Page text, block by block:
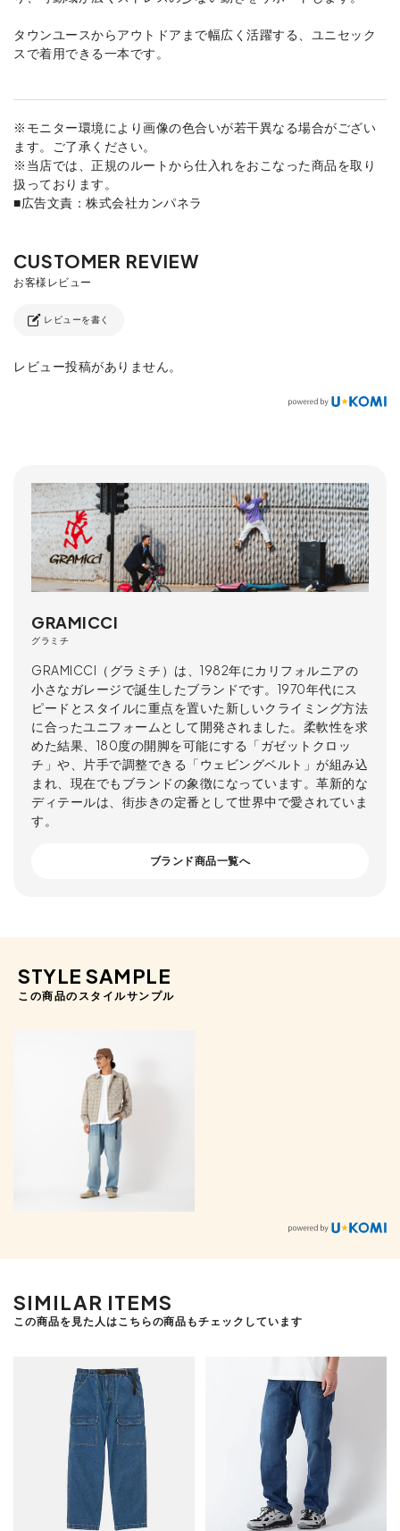
タウンユースからアウトドアまで幅広く活躍する、ユニセック
スで着用できる一本です。
※モニター環境により画像の色合いが若干異なる場合がござい
ます。ご了承ください。
※当店では、正規のルートから仕入れをおこなった商品を取り
扱っております。
■広告文責：株式会社カンパネラ
レビューを書く
レビュー投稿がありません。
GRAMICCI
グラミチ
GRAMICCI（グラミチ）は、1982年にカリフォルニアの
小さなガレージで誕生したブランドです。1970年代にス
ピードとスタイルに重点を置いた新しいクライミング方法
に合ったユニフォームとして開発されました。柔軟性を求
めた結果、180度の開脚を可能にする「ガゼットクロッ
チ」や、片手で調整できる「ウェビングベルト」が組み込
まれ、現在でもブランドの象徴になっています。革新的な
ディテールは、街歩きの定番として世界中で愛されていま
す。
ブランド商品一覧へ
STYLE SAMPLE
この商品のスタイルサンプル
SIMILAR ITEMS
この商品を見た人はこちらの商品もチェックしています